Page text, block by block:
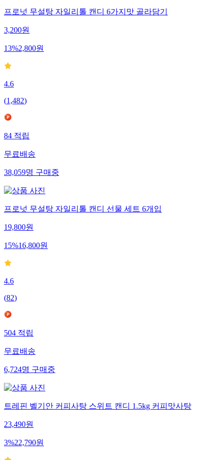
프로넛 무설탕 자일리톨 캔디 6가지맛 골라담기
3,200원
13%2,800원
4.6
(1,482)
84적립
무료배송
38,059명구매중
프로넛 무설탕 자일리톨 캔디 선물 세트 6개입
19,800원
15%16,800원
4.6
(82)
504적립
무료배송
6,724명구매중
트레핀 벨기안 커피사탕 스위트 캔디 1.5kg 커피맛사탕
23,490원
3%22,790원